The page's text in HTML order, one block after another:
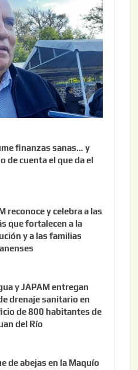
finanzas sanas… y
de cuenta el que da el
reconoce y celebra a las
que fortalecen a la
y a las familias
y JAPAM entregan
drenaje sanitario en
de 800 habitantes de
del Río
de abejas en la Maquío